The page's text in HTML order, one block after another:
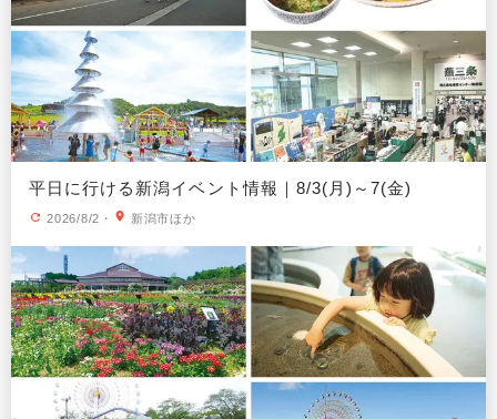
平日に行ける新潟イベント情報｜8/3(月)～7(金)
2026/8/2 ・ 新潟市ほか